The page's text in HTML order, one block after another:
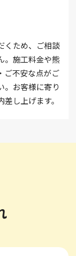
くため、ご相談
。施工料金や熊
ご不安な点がご
。お客様に寄り
し上げます。